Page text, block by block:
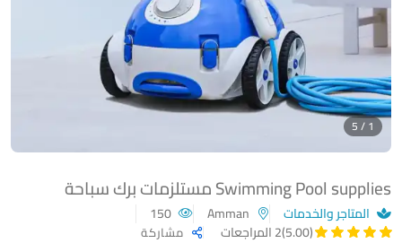
Swimming Pool supplies مستلزمات برك سباحة
المتاجر والخدمات
(5.00)
2 المراجعات مشاركة
1 / 5